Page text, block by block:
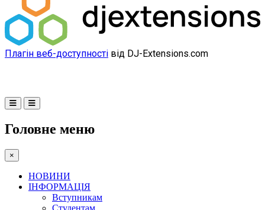
Плагін веб-доступності від DJ-Extensions.com
Головне меню
×
НОВИНИ
ІНФОРМАЦІЯ
Вступникам
Студентам